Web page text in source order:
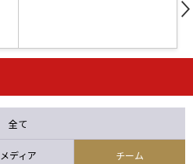
石人の星
全て
メディア チーム